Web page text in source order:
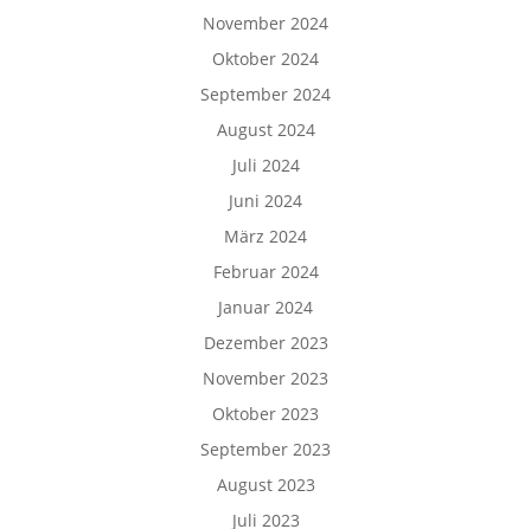
November 2024
Oktober 2024
September 2024
August 2024
Juli 2024
Juni 2024
März 2024
Februar 2024
Januar 2024
Dezember 2023
November 2023
Oktober 2023
September 2023
August 2023
Juli 2023